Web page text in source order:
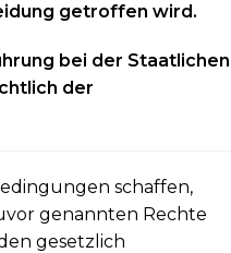
getroffen wird.
bei der Staatlichen
der
schaffen,
genannten Rechte
gesetzlich